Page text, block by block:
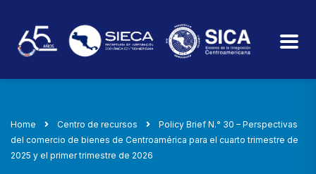
Home Centro de recursos
Policy Brief N.° 30 – Perspectivas
del comercio de bienes de Centroamérica para el cuarto trimestre de
2025 y el primer trimestre de 2026